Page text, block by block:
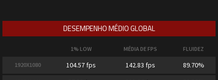
DESEMPENHO MÉDIO GLOBAL
1% LOW MÉDIA DE FPS FLUIDEZ
1920X1080 104.57 fps 142.83 fps 89.70%